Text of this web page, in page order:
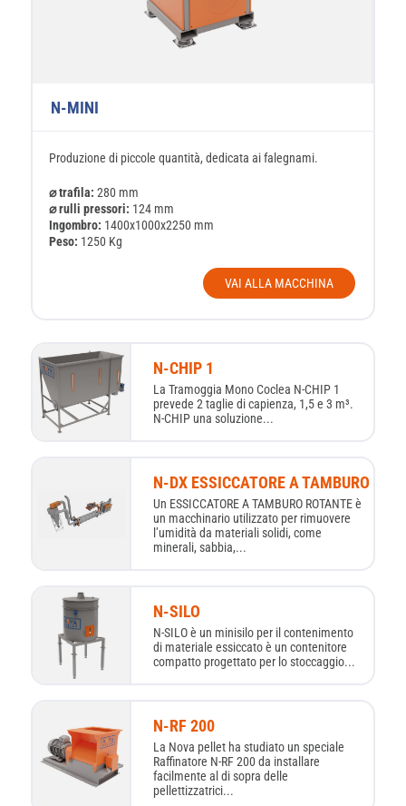
N-MINI
Produzione di piccole quantità, dedicata ai falegnami.
⌀ trafila: 280 mm
⌀ rulli pressori: 124 mm
Ingombro: 1400x1000x2250 mm
Peso: 1250 Kg
VAI ALLA MACCHINA
N-CHIP 1
La Tramoggia Mono Coclea N-CHIP 1
prevede 2 taglie di capienza, 1,5 e 3 m³.
N-CHIP una soluzione...
N-DX ESSICCATORE A TAMBURO
Un ESSICCATORE A TAMBURO ROTANTE è
un macchinario utilizzato per rimuovere
l’umidità da materiali solidi, come
minerali, sabbia,...
N-SILO
N-SILO è un minisilo per il contenimento
di materiale essiccato è un contenitore
compatto progettato per lo stoccaggio...
N-RF 200
La Nova pellet ha studiato un speciale
Raffinatore N-RF 200 da installare
facilmente al di sopra delle
pellettizzatrici...